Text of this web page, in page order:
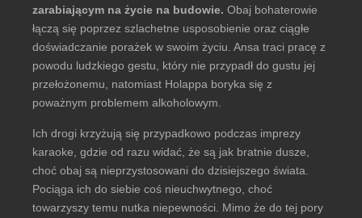
zarabiającym na życie na budowie. Obaj bohaterowie
łączą się poprzez szlachetne usposobienie oraz ciągłe
doświadczanie porażek w swoim życiu. Ansa traci pracę z
powodu ludzkiego gestu, który nie przypadł do gustu jej
przełożonemu, natomiast Holappa boryka się z
poważnym problemem alkoholowym.
Ich drogi krzyżują się przypadkowo podczas imprezy
karaoke, gdzie od razu widać, że są jak bratnie dusze,
choć obaj są nieprzystosowani do dzisiejszego świata.
Pociąga ich do siebie coś nieuchwytnego, choć
towarzyszy temu nutka niepewności. Mimo że do tej pory